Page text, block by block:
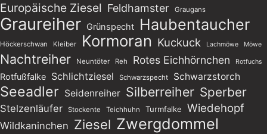
Europäische Ziesel Feldhamster Graugans
Graureiher Grünspecht Haubentaucher
Höckerschwan Kleiber Kormoran Kuckuck Lachmöwe Möwe
Nachtreiher Neuntöter Reh Rotes Eichhörnchen Rotfuchs
Rotfußfalke Schlichtziesel Schwarzspecht Schwarzstorch
Seeadler Seidenreiher Silberreiher Sperber
Stelzenläufer Stockente Teichhuhn Turmfalke Wiedehopf
Wildkaninchen Ziesel Zwergdommel